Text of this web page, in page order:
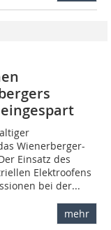
Wienerberger-
Einsatz des
Elektroofens
bei der...
mehr